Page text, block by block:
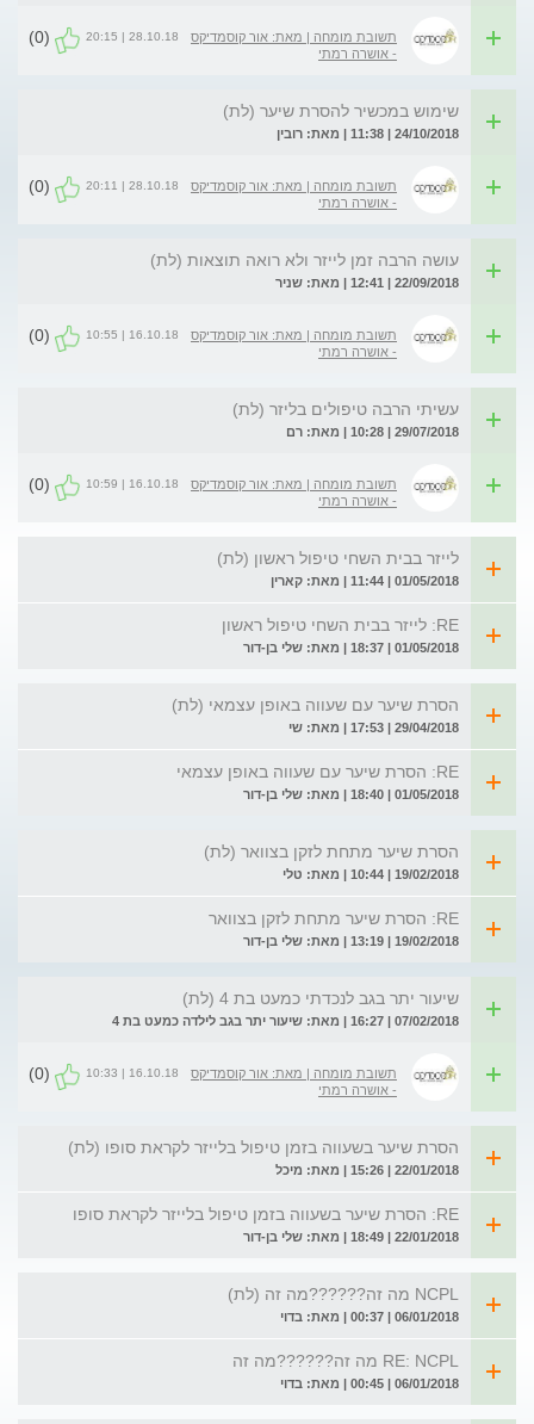
תשובת מומחה | מאת: אור קוסמדיקס
- אושרה רמתי
28.10.18 | 20:15
(0)
שימוש במכשיר להסרת שיער (לת)
24/10/2018 | 11:38 | מאת: רובין
תשובת מומחה | מאת: אור קוסמדיקס
- אושרה רמתי
28.10.18 | 20:11
(0)
עושה הרבה זמן לייזר ולא רואה תוצאות (לת)
22/09/2018 | 12:41 | מאת: שניר
תשובת מומחה | מאת: אור קוסמדיקס
- אושרה רמתי
16.10.18 | 10:55
(0)
עשיתי הרבה טיפולים בליזר (לת)
29/07/2018 | 10:28 | מאת: רם
תשובת מומחה | מאת: אור קוסמדיקס
- אושרה רמתי
16.10.18 | 10:59
(0)
לייזר בבית השחי טיפול ראשון (לת)
01/05/2018 | 11:44 | מאת: קארין
RE: לייזר בבית השחי טיפול ראשון
01/05/2018 | 18:37 | מאת: שלי בן-דור
הסרת שיער עם שעווה באופן עצמאי (לת)
29/04/2018 | 17:53 | מאת: שי
RE: הסרת שיער עם שעווה באופן עצמאי
01/05/2018 | 18:40 | מאת: שלי בן-דור
הסרת שיער מתחת לזקן בצוואר (לת)
19/02/2018 | 10:44 | מאת: טלי
RE: הסרת שיער מתחת לזקן בצוואר
19/02/2018 | 13:19 | מאת: שלי בן-דור
שיעור יתר בגב לנכדתי כמעט בת 4 (לת)
07/02/2018 | 16:27 | מאת: שיעור יתר בגב לילדה כמעט בת 4
תשובת מומחה | מאת: אור קוסמדיקס
- אושרה רמתי
16.10.18 | 10:33
(0)
הסרת שיער בשעווה בזמן טיפול בלייזר לקראת סופו (לת)
22/01/2018 | 15:26 | מאת: מיכל
RE: הסרת שיער בשעווה בזמן טיפול בלייזר לקראת סופו
22/01/2018 | 18:49 | מאת: שלי בן-דור
NCPL מה זה??????מה זה (לת)
06/01/2018 | 00:37 | מאת: בדוי
RE: NCPL מה זה??????מה זה
06/01/2018 | 00:45 | מאת: בדוי